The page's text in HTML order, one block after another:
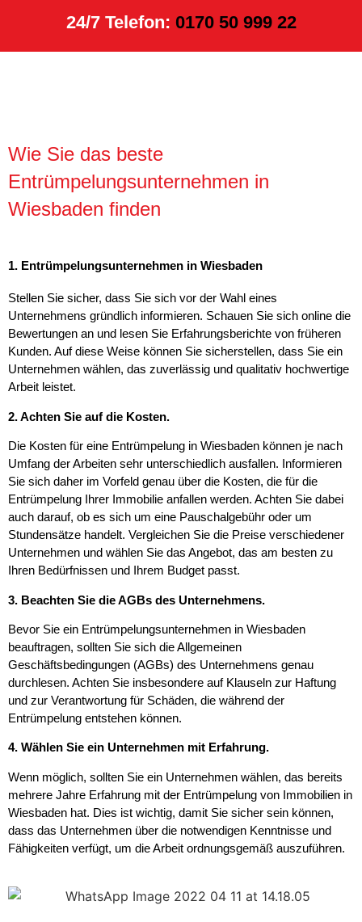
24/7 Telefon: 0170 50 999 22
Wie Sie das beste
Entrümpelungsunternehmen in
Wiesbaden finden
1. Entrümpelungsunternehmen in Wiesbaden
Stellen Sie sicher, dass Sie sich vor der Wahl eines
Unternehmens gründlich informieren. Schauen Sie sich online die
Bewertungen an und lesen Sie Erfahrungsberichte von früheren
Kunden. Auf diese Weise können Sie sicherstellen, dass Sie ein
Unternehmen wählen, das zuverlässig und qualitativ hochwertige
Arbeit leistet.
2. Achten Sie auf die Kosten.
Die Kosten für eine Entrümpelung in Wiesbaden können je nach
Umfang der Arbeiten sehr unterschiedlich ausfallen. Informieren
Sie sich daher im Vorfeld genau über die Kosten, die für die
Entrümpelung Ihrer Immobilie anfallen werden. Achten Sie dabei
auch darauf, ob es sich um eine Pauschalgebühr oder um
Stundensätze handelt. Vergleichen Sie die Preise verschiedener
Unternehmen und wählen Sie das Angebot, das am besten zu
Ihren Bedürfnissen und Ihrem Budget passt.
3. Beachten Sie die AGBs des Unternehmens.
Bevor Sie ein Entrümpelungsunternehmen in Wiesbaden
beauftragen, sollten Sie sich die Allgemeinen
Geschäftsbedingungen (AGBs) des Unternehmens genau
durchlesen. Achten Sie insbesondere auf Klauseln zur Haftung
und zur Verantwortung für Schäden, die während der
Entrümpelung entstehen können.
4. Wählen Sie ein Unternehmen mit Erfahrung.
Wenn möglich, sollten Sie ein Unternehmen wählen, das bereits
mehrere Jahre Erfahrung mit der Entrümpelung von Immobilien in
Wiesbaden hat. Dies ist wichtig, damit Sie sicher sein können,
dass das Unternehmen über die notwendigen Kenntnisse und
Fähigkeiten verfügt, um die Arbeit ordnungsgemäß auszuführen.